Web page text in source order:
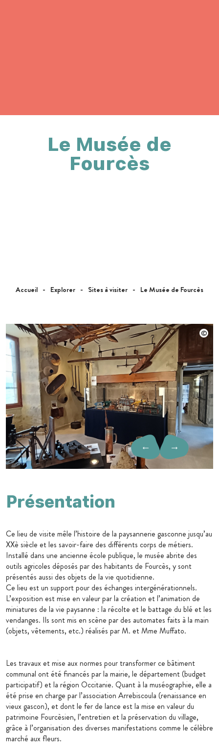
Accueil Explorer Sites à visiter Le Musée de Fourcès
Le Musée de
Fourcès
← →
Présentation
Ce lieu de visite mêle l’histoire de la paysannerie gasconne jusqu’au
XXè siècle et les savoir-faire des différents corps de métiers.
Installé dans une ancienne école publique, le musée abrite des
outils agricoles déposés par des habitants de Fourcès, y sont
présentés aussi des objets de la vie quotidienne.
Ce lieu est un support pour des échanges intergénérationnels.
L’exposition est mise en valeur par la création et l’animation de
miniatures de la vie paysanne : la récolte et le battage du blé et les
vendanges. Ils sont mis en scène par des automates faits à la main
(objets, vêtements, etc.) réalisés par M. et Mme Muffato.
Les travaux et mise aux normes pour transformer ce bâtiment
communal ont été financés par la mairie, le département (budget
participatif) et la région Occitanie. Quant à la muséographie, elle a
été prise en charge par l’association Arrebiscoula (renaissance en
vieux gascon), et dont le fer de lance est la mise en valeur du
patrimoine Fourcèsien, l’entretien et la préservation du village,
grâce à l’organisation des diverses manifestations comme le célèbre
marché aux fleurs.